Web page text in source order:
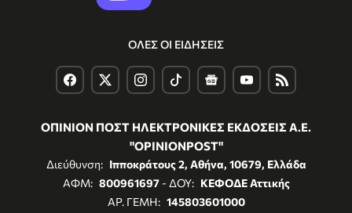
ΟΛΕΣ ΟΙ ΕΙΔΗΣΕΙΣ
ΟΠΙΝΙΟΝ ΠΟΣΤ ΗΛΕΚΤΡΟΝΙΚΕΣ ΕΚΔΟΣΕΙΣ Α.Ε.
"OPINIONPOST"
Διεύθυνση: Ιπποκράτους 2, Αθήνα, 10679, Ελλάδα
ΑΦΜ: 800961697- ΔΟΥ: ΚΕΦΟΔΕ Αττικής
ΑΡ. ΓΕΜΗ: 145803601000